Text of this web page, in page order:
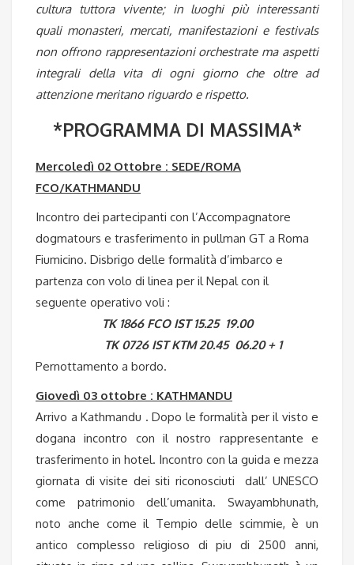
cultura tuttora vivente; in luoghi più interessanti
quali monasteri, mercati, manifestazioni e festivals
non offrono rappresentazioni orchestrate ma aspetti
integrali della vita di ogni giorno che oltre ad
attenzione meritano riguardo e rispetto.
*PROGRAMMA DI MASSIMA*
Mercoledì 02 Ottobre : SEDE/ROMA
FCO/KATHMANDU
Incontro dei partecipanti con l’Accompagnatore
dogmatours e trasferimento in pullman GT a Roma
Fiumicino. Disbrigo delle formalità d’imbarco e
partenza con volo di linea per il Nepal con il
seguente operativo voli :
TK 1866 FCO IST 15.25 19.00
TK 0726 IST KTM 20.45 06.20 + 1
Pernottamento a bordo.
Giovedì 03 ottobre : KATHMANDU
Arrivo a Kathmandu . Dopo le formalità per il visto e
dogana incontro con il nostro rappresentante e
trasferimento in hotel. Incontro con la guida e mezza
giornata di visite dei siti riconosciuti dall’ UNESCO
come patrimonio dell’umanita. Swayambhunath,
noto anche come il Tempio delle scimmie, è un
antico complesso religioso di piu di 2500 anni,